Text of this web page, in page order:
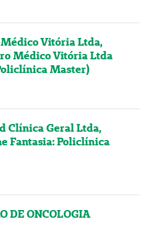
Vitória Ltda,
Médico Vitória Ltda
Master)
Clínica Geral Ltda,
Fantasia: Policlínica
DE ONCOLOGIA